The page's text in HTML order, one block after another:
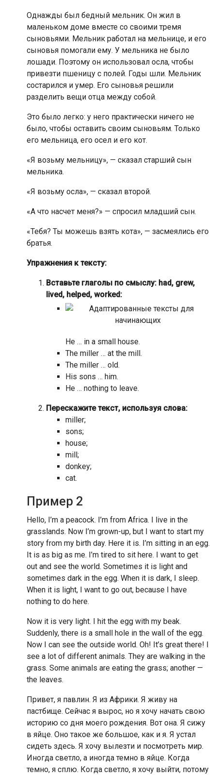
Однажды был бедный мельник. Он жил в
маленьком доме вместе со своими тремя
сыновьями. Мельник работал на мельнице, и его
сыновья помогали ему. У мельника не было
лошади. Поэтому он использовал осла, чтобы
привезти пшеницу с полей. Годы шли. Мельник
состарился и умер. Его сыновья решили
разделить вещи отца между собой.
Это было легко: у него практически ничего не
было, чтобы оставить своим сыновьям. Только
его мельница, его осел и его кот.
«Я возьму мельницу», — сказал старший сын
мельника.
«Я возьму осла», — сказал второй.
«А что насчет меня?» — спросил младший сын.
«Тебя? Ты можешь взять кота», — засмеялись его
братья.
Упражнения к тексту:
Вставьте глаголы по смыслу: had, grew,
lived, helped, worked:
He … in a small house.
The miller … at the mill.
The miller … old.
His sons … him.
He … nothing to leave.
Перескажите текст, используя слова:
miller;
sons;
house;
mill;
donkey;
cat.
Пример 2
Hello, I’m a peacock. I’m from Africa. I live in the
grasslands. Now I’m grown-up, but I want to start my
story from my birth day. Here it is. I’m sitting in an egg.
It is as big as me. I’m tired to sit here. I want to get
out and see the world. Sometimes it is light and
sometimes dark in the egg. When it is dark, I sleep.
When it is light, I want to go out, because I have
nothing to do here.
Now it is very light. I hit the egg with my beak.
Suddenly, there is a small hole in the wall of the egg.
Now I can see the outside world. Oh! It’s great there! I
see a lot of different animals. They are walking in the
grass. Some animals are eating the grass; another —
the leaves.
Привет, я павлин. Я из Африки. Я живу на
пастбище. Сейчас я вырос, но я хочу начать свою
историю со дня моего рождения. Вот она. Я сижу
в яйце. Оно такое же большое, как и я. Я устал
сидеть здесь. Я хочу вылезти и посмотреть мир.
Иногда светло, а иногда темно в яйце. Когда
темно, я сплю. Когда светло, я хочу выйти, потому